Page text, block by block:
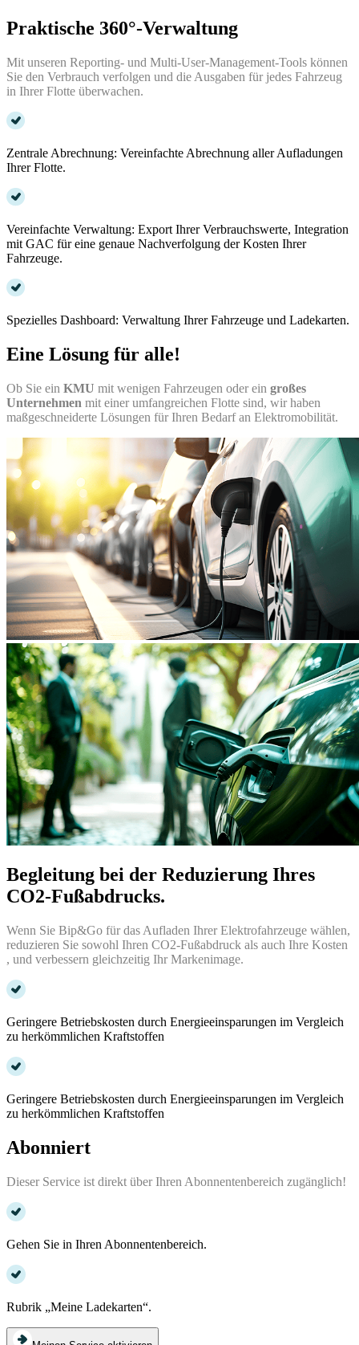
Praktische 360°-Verwaltung
Mit unseren Reporting- und Multi-User-Management-Tools können
Sie den Verbrauch verfolgen und die Ausgaben für jedes Fahrzeug
in Ihrer Flotte überwachen.
Zentrale Abrechnung: Vereinfachte Abrechnung aller Aufladungen
Ihrer Flotte.
Vereinfachte Verwaltung: Export Ihrer Verbrauchswerte, Integration
mit GAC für eine genaue Nachverfolgung der Kosten Ihrer
Fahrzeuge.
Spezielles Dashboard: Verwaltung Ihrer Fahrzeuge und Ladekarten.
Eine Lösung für alle!
Ob Sie ein KMU mit wenigen Fahrzeugen oder ein großes
Unternehmen mit einer umfangreichen Flotte sind, wir haben
maßgeschneiderte Lösungen für Ihren Bedarf an Elektromobilität.
Begleitung bei der Reduzierung Ihres
CO2-Fußabdrucks.
Wenn Sie Bip&Go für das Aufladen Ihrer Elektrofahrzeuge wählen,
reduzieren Sie sowohl Ihren CO2-Fußabdruck als auch Ihre Kosten
, und verbessern gleichzeitig Ihr Markenimage.
Geringere Betriebskosten durch Energieeinsparungen im Vergleich
zu herkömmlichen Kraftstoffen
Geringere Betriebskosten durch Energieeinsparungen im Vergleich
zu herkömmlichen Kraftstoffen
Abonniert
Dieser Service ist direkt über Ihren Abonnentenbereich zugänglich!
Gehen Sie in Ihren Abonnentenbereich.
Rubrik „Meine Ladekarten“.